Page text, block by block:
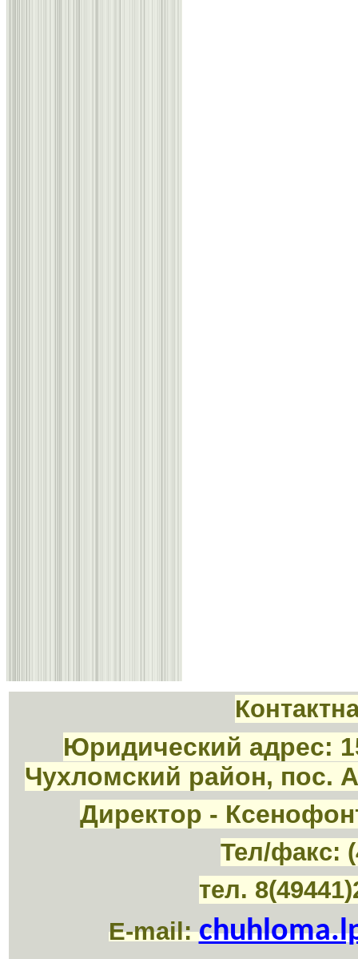
Юридический адрес:
Чухломский район, пос.
Директор -
Тел/факс:
тел.
E-mail: